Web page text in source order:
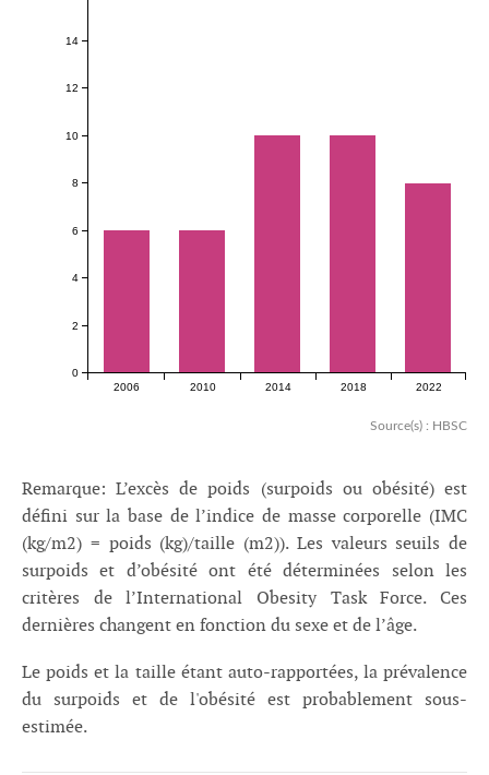
2006 2010 2014 2018 2022
0
2
4
6
8
10
12
14
Source(s) : HBSC
Remarque: L’excès de poids (surpoids ou obésité) est
défini sur la base de l’indice de masse corporelle (IMC
(kg/m2) = poids (kg)/taille (m2)). Les valeurs seuils de
surpoids et d’obésité ont été déterminées selon les
critères de l’International Obesity Task Force. Ces
dernières changent en fonction du sexe et de l’âge.
Le poids et la taille étant auto-rapportées, la prévalence
du surpoids et de l'obésité est probablement sous-
estimée.